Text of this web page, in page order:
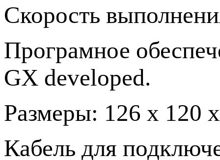
Скорость
Програмное
GX developed.
Размеры: 126 х 120
Кабель для